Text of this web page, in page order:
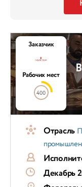
Заказчик
Рабочих мест
400
Отрасль
Декабрь